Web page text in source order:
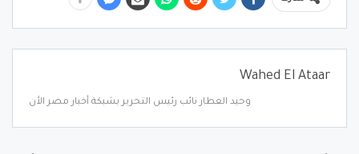
Wahed El Ataar
وحيد العطار نائب رئيس التحرير بشبكة أخبار مصر الأن